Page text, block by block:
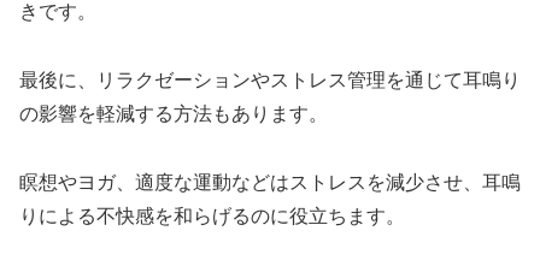
きです。
最後に、リラクゼーションやストレス管理を通じて耳鳴り
の影響を軽減する方法もあります。
瞑想やヨガ、適度な運動などはストレスを減少させ、耳鳴
りによる不快感を和らげるのに役立ちます。